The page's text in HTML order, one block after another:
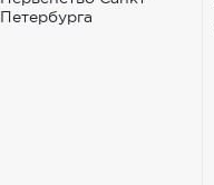
Петербурга